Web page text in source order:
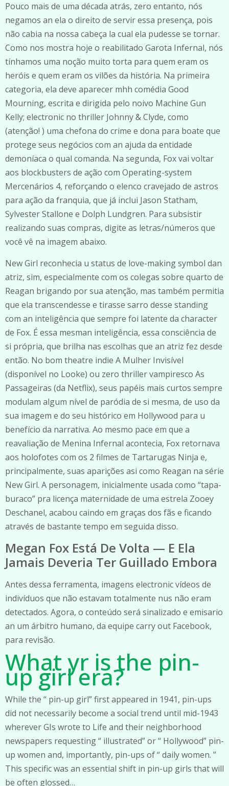
Pouco mais de uma década atrás, zero entanto, nós
negamos an ela o direito de servir essa presença, pois
não cabia na nossa cabeça la cual ela pudesse se tornar.
Como nos mostra hoje o reabilitado Garota Infernal, nós
tínhamos uma noção muito torta para quem eram os
heróis e quem eram os vilões da história. Na primeira
categoria, ela deve aparecer mhh comédia Good
Mourning, escrita e dirigida pelo noivo Machine Gun
Kelly; electronic no thriller Johnny & Clyde, como
(atenção! ) uma chefona do crime e dona para boate que
protege seus negócios com an ajuda da entidade
demoníaca o qual comanda. Na segunda, Fox vai voltar
aos blockbusters de ação com Operating-system
Mercenários 4, reforçando o elenco cravejado de astros
para ação da franquia, que já inclui Jason Statham,
Sylvester Stallone e Dolph Lundgren. Para subsistir
realizando suas compras, digite as letras/números que
você vê na imagem abaixo.
New Girl reconhecia u status de love-making symbol dan
atriz, sim, especialmente com os colegas sobre quarto de
Reagan brigando por sua atenção, mas também permitia
que ela transcendesse e tirasse sarro desse standing
com an inteligência que sempre foi latente da character
de Fox. É essa mesman inteligência, essa consciência de
si própria, que brilha nas escolhas que an atriz fez desde
então. No bom theatre indie A Mulher Invisível
(disponível no Looke) ou zero thriller vampiresco As
Passageiras (da Netflix), seus papéis mais curtos sempre
modulam algum nível de paródia de si mesma, de uso da
sua imagem e do seu histórico em Hollywood para u
benefício da narrativa. Ao mesmo pace em que a
reavaliação de Menina Infernal acontecia, Fox retornava
aos holofotes com os 2 filmes de Tartarugas Ninja e,
principalmente, suas aparições asi como Reagan na série
New Girl. A personagem, inicialmente usada como “tapa-
buraco” pra licença maternidade de uma estrela Zooey
Deschanel, acabou caindo em graças dos fãs e ficando
através de bastante tempo em seguida disso.
Megan Fox Está De Volta — E Ela
Jamais Deveria Ter Guillado Embora
Antes dessa ferramenta, imagens electronic vídeos de
indivíduos que não estavam totalmente nus não eram
detectados. Agora, o conteúdo será sinalizado e emisario
an um árbitro humano, da equipe carry out Facebook,
para revisão.
What yr is the pin-
up girl era?
While the “ pin-up girl” first appeared in 1941, pin-ups
did not necessarily become a social trend until mid-1943
wherever GIs wrote to Life and their neighborhood
newspapers requesting “ illustrated” or “ Hollywood” pin-
up women and, importantly, pin-ups of “ daily women. ”
This specific was an essential shift in pin-up girls that will
be often glossed…